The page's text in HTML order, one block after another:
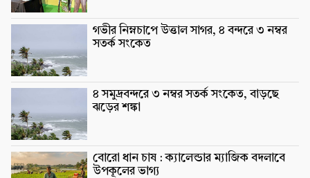
গভীর নিম্নচাপে উত্তাল সাগর, ৪ বন্দরে ৩ নম্বর
সতর্ক সংকেত
৪ সমুদ্রবন্দরে ৩ নম্বর সতর্ক সংকেত, বাড়ছে
ঝড়ের শঙ্কা
বোরো ধান চাষ : ক্যালেন্ডার ম্যাজিক বদলাবে
উপকূলের ভাগ্য